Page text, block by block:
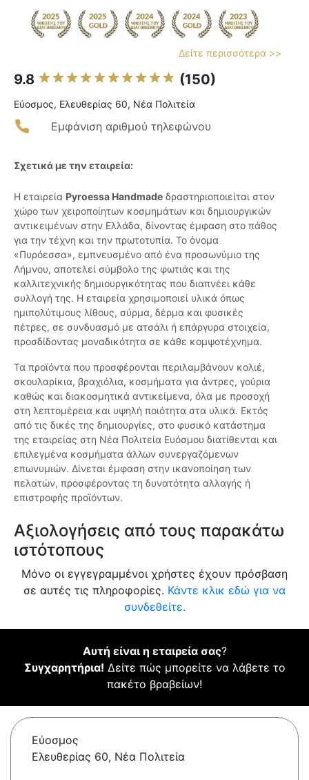
Δείτε περισσότερα >>
9.8 (150)
Εύοσμος, Ελευθερίας 60, Νέα Πολιτεία
Εμφάνιση αριθμού τηλεφώνου
Σχετικά με την εταιρεία:
Η εταιρεία Pyroessa Handmade δραστηριοποιείται στον
χώρο των χειροποίητων κοσμημάτων και δημιουργικών
αντικειμένων στην Ελλάδα, δίνοντας έμφαση στο πάθος
για την τέχνη και την πρωτοτυπία. Το όνομα
«Πυρόεσσα», εμπνευσμένο από ένα προσωνύμιο της
Λήμνου, αποτελεί σύμβολο της φωτιάς και της
καλλιτεχνικής δημιουργικότητας που διαπνέει κάθε
συλλογή της. Η εταιρεία χρησιμοποιεί υλικά όπως
ημιπολύτιμους λίθους, σύρμα, δέρμα και φυσικές
πέτρες, σε συνδυασμό με ατσάλι ή επάργυρα στοιχεία,
προσδίδοντας μοναδικότητα σε κάθε κομψοτέχνημα.
Τα προϊόντα που προσφέρονται περιλαμβάνουν κολιέ,
σκουλαρίκια, βραχιόλια, κοσμήματα για άντρες, γούρια
καθώς και διακοσμητικά αντικείμενα, όλα με προσοχή
στη λεπτομέρεια και υψηλή ποιότητα στα υλικά. Εκτός
από τις δικές της δημιουργίες, στο φυσικό κατάστημα
της εταιρείας στη Νέα Πολιτεία Ευόσμου διατίθενται και
επιλεγμένα κοσμήματα άλλων συνεργαζόμενων
επωνυμιών. Δίνεται έμφαση στην ικανοποίηση των
πελατών, προσφέροντας τη δυνατότητα αλλαγής ή
επιστροφής προϊόντων.
Αξιολογήσεις από τους παρακάτω
ιστότοπους
Μόνο οι εγγεγραμμένοι χρήστες έχουν πρόσβαση
σε αυτές τις πληροφορίες. Κάντε κλικ εδώ για να
συνδεθείτε.
Αυτή είναι η εταιρεία σας?
Συγχαρητήρια! Δείτε πώς μπορείτε να λάβετε το
πακέτο βραβείων!
Εύοσμος
Ελευθερίας 60, Νέα Πολιτεία